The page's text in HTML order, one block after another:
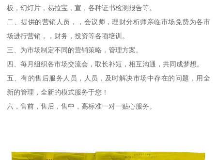
板，幻灯片，易拉宝，宣，各种证书检测报告等。
二、提供的营销人员，，会议师，理财分析师亲临市场免费为各市
场进行营销，，财务，投资等各项培训。
三、为市场制定不同的营销策略，管理方案。
四、每月组织各市场交流会，取长补短，相互沟通，共同成梦想。
五、有的售后服务人员，人员，及时解决市场中存在的问题，用全
新的管理，全新的模式服务于您！
六，售前，售后，售中，高标准一对一贴心服务。